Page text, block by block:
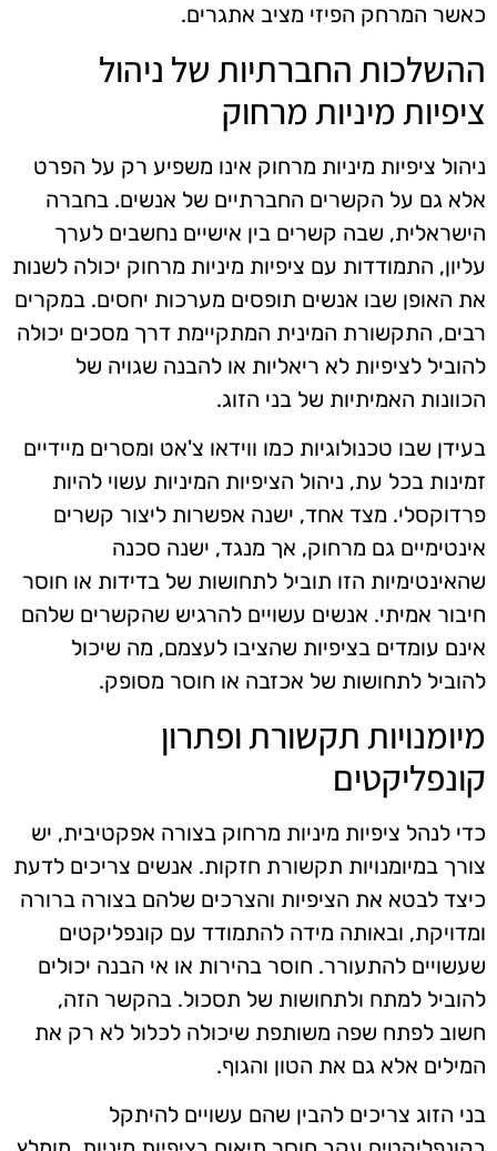
כאשר המרחק הפיזי מציב אתגרים.
ההשלכות החברתיות של ניהול
ציפיות מיניות מרחוק
ניהול ציפיות מיניות מרחוק אינו משפיע רק על הפרט
אלא גם על הקשרים החברתיים של אנשים. בחברה
הישראלית, שבה קשרים בין אישיים נחשבים לערך
עליון, התמודדות עם ציפיות מיניות מרחוק יכולה לשנות
את האופן שבו אנשים תופסים מערכות יחסים. במקרים
רבים, התקשורת המינית המתקיימת דרך מסכים יכולה
להוביל לציפיות לא ריאליות או להבנה שגויה של
הכוונות האמיתיות של בני הזוג.
בעידן שבו טכנולוגיות כמו ווידאו צ'אט ומסרים מיידיים
זמינות בכל עת, ניהול הציפיות המיניות עשוי להיות
פרדוקסלי. מצד אחד, ישנה אפשרות ליצור קשרים
אינטימיים גם מרחוק, אך מנגד, ישנה סכנה
שהאינטימיות הזו תוביל לתחושות של בדידות או חוסר
חיבור אמיתי. אנשים עשויים להרגיש שהקשרים שלהם
אינם עומדים בציפיות שהציבו לעצמם, מה שיכול
להוביל לתחושות של אכזבה או חוסר מסופק.
מיומנויות תקשורת ופתרון
קונפליקטים
כדי לנהל ציפיות מיניות מרחוק בצורה אפקטיבית, יש
צורך במיומנויות תקשורת חזקות. אנשים צריכים לדעת
כיצד לבטא את הציפיות והצרכים שלהם בצורה ברורה
ומדויקת, ובאותה מידה להתמודד עם קונפליקטים
שעשויים להתעורר. חוסר בהירות או אי הבנה יכולים
להוביל למתח ולתחושות של תסכול. בהקשר הזה,
חשוב לפתח שפה משותפת שיכולה לכלול לא רק את
המילים אלא גם את הטון והגוף.
בני הזוג צריכים להבין שהם עשויים להיתקל